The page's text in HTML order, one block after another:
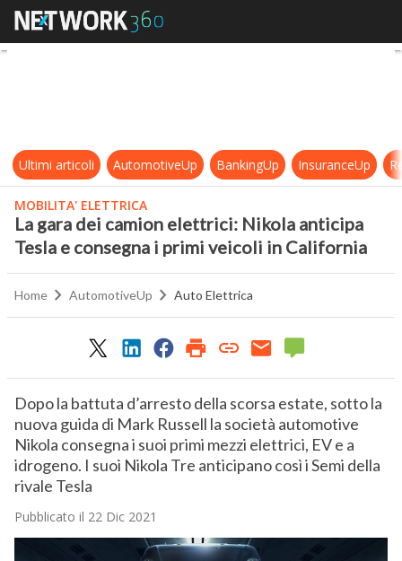
La gara dei camion elettrici:
Ultimi articoli AutomotiveUp BankingUp InsuranceUp
MOBILITA' ELETTRICA
La gara dei camion elettrici: Nikola anticipa
Tesla e consegna i primi veicoli in California
Home AutomotiveUp Auto Elettrica
Dopo la battuta d’arresto della scorsa estate, sotto la
nuova guida di Mark Russell la società automotive
Nikola consegna i suoi primi mezzi elettrici, EV e a
idrogeno. I suoi Nikola Tre anticipano così i Semi della
rivale Tesla
Pubblicato il 22 Dic 2021